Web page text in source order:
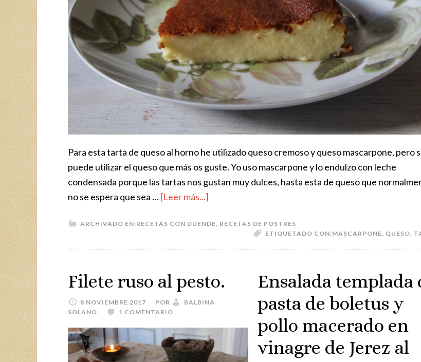
Para esta tarta de queso al horno he utilizado queso cremoso y queso mascarpone, pero
puede utilizar el queso que más os guste. Yo uso mascarpone y lo endulzo con leche
condensada porque las tartas nos gustan muy dulces, hasta esta de queso que
no se espera que sea …[Leer más...]
ARCHIVADO EN:RECETAS CON DUENDE RECETAS DE POSTRES
ETIQUETADO CON:MASCARPONE QUESO
Filete ruso al pesto.
8 NOVIEMBRE 2017 POR
BALBINA
SOLANO
1 COMENTARIO
Ensalada templada
pasta de boletus y
pollo macerado en
vinagre de Jerez al